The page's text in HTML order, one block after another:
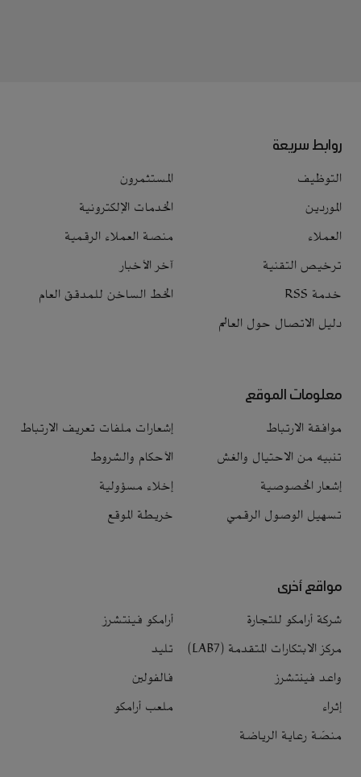
روابط سريعة
التوظيف
المستثمرون
الموردين
الخدمات الإلكترونية
العملاء
منصة العملاء الرقمية
ترخيص التقنية
آخر الأخبار
خدمة RSS
الخط الساخن للمدقق العام
دليل الاتصال حول العالم
معلومات الموقع
موافقة الارتباط
إشعارات ملفات تعريف الارتباط
تنبيه من الاحتيال والغش
الأحكام والشروط
إشعار الخصوصية
إخلاء مسؤولية
تسهيل الوصول الرقمي
خريطة الموقع
مواقع أخرى
شركة أرامكو للتجارة
أرامكو فينتشرز
مركز الابتكارات المتقدمة (LAB7)
تليد
واعد فينتشرز
فالفولين
إثراء
ملعب أرامكو
منصّة رعاية الرياضة